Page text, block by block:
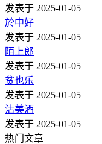
发表于 2025-01-05
於中好
发表于 2025-01-05
陌上郎
发表于 2025-01-05
贫也乐
发表于 2025-01-05
沽美酒
发表于 2025-01-05
热门文章